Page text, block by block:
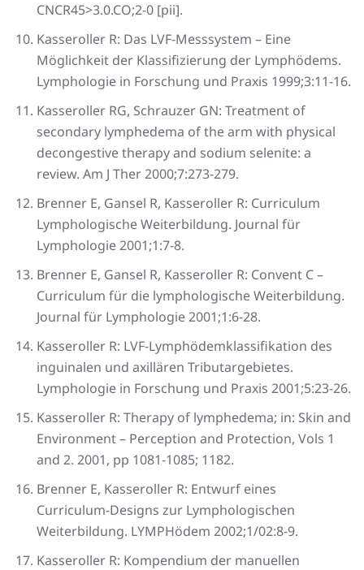
CNCR45>3.0.CO;2-0 [pii].
Kasseroller R: Das LVF-Messsystem – Eine
Möglichkeit der Klassifizierung der Lymphödems.
Lymphologie in Forschung und Praxis 1999;3:11-16.
Kasseroller RG, Schrauzer GN: Treatment of
secondary lymphedema of the arm with physical
decongestive therapy and sodium selenite: a
review. Am J Ther 2000;7:273-279.
Brenner E, Gansel R, Kasseroller R: Curriculum
Lymphologische Weiterbildung. Journal für
Lymphologie 2001;1:7-8.
Brenner E, Gansel R, Kasseroller R: Convent C –
Curriculum für die lymphologische Weiterbildung.
Journal für Lymphologie 2001;1:6-28.
Kasseroller R: LVF-Lymphödemklassifikation des
inguinalen und axillären Tributargebietes.
Lymphologie in Forschung und Praxis 2001;5:23-26.
Kasseroller R: Therapy of lymphedema; in: Skin and
Environment – Perception and Protection, Vols 1
and 2. 2001, pp 1081-1085; 1182.
Brenner E, Kasseroller R: Entwurf eines
Curriculum-Designs zur Lymphologischen
Weiterbildung. LYMPHödem 2002;1/02:8-9.
Kasseroller R: Kompendium der manuellen